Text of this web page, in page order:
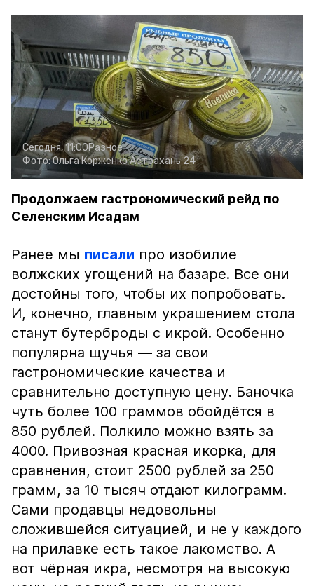
Сегодня, 11:00Разное
Фото:Ольга КорженкоАстрахань 24
Продолжаем гастрономический рейд по
Селенским Исадам
Ранее мы писали про изобилие
волжских угощений на базаре. Все они
достойны того, чтобы их попробовать.
И, конечно, главным украшением стола
станут бутерброды с икрой. Особенно
популярна щучья — за свои
гастрономические качества и
сравнительно доступную цену. Баночка
чуть более 100 граммов обойдётся в
850 рублей. Полкило можно взять за
4000. Привозная красная икорка, для
сравнения, стоит 2500 рублей за 250
грамм, за 10 тысяч отдают килограмм.
Сами продавцы недовольны
сложившейся ситуацией, и не у каждого
на прилавке есть такое лакомство. А
вот чёрная икра, несмотря на высокую